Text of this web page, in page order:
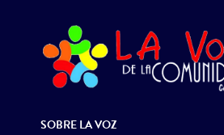
SOBRE LA VOZ